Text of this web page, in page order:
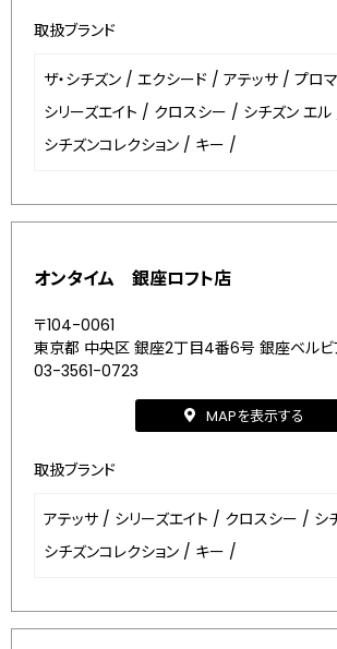
取扱ブランド
ザ・シチズン / エクシード / アテッサ / プロ
シリーズエイト / クロスシー / シチズン エル
シチズンコレクション / キー /
オンタイム 銀座ロフト店
〒104-0061
東京都 中央区 銀座2丁目4番6号 銀座ベル
03-3561-0723
MAPを表示する
取扱ブランド
アテッサ / シリーズエイト / クロスシー / シ
シチズンコレクション / キー /